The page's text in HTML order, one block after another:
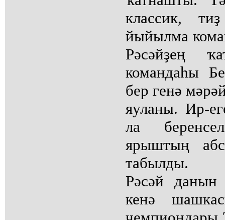
классик,
йыйылма
Рәсәйҙең
командаһы
бер генә
яуланы. Ир-
ла
ярыштың
табылды.
Рәсәй данын
кенә